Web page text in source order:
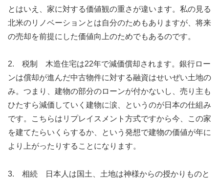
とはいえ、家に対する価値観の重さが違います。私の見る
北米のリノベーションとは自分のためもありますが、将来
の売却を前提にした価値向上のためでもあるのです。
2. 税制 木造住宅は22年で減価償却されます。銀行ロー
ンは償却が進んだ中古物件に対する融資はせいぜい土地の
み。つまり、建物の部分のローンが付かないし、売り主も
ひたすら減価していく建物に涙、というのが日本の仕組み
です。こちらはリプレイスメント方式ですから今、この家
を建てたらいくらするか、という発想で建物の価値が年に
より上がったりすることになります。
3. 相続 日本人は国土、土地は神様からの授かりものと